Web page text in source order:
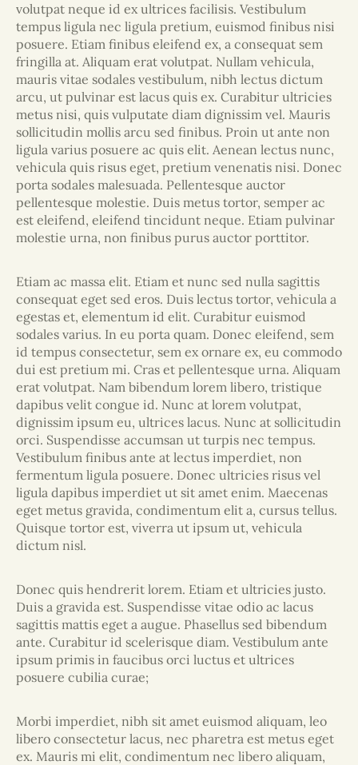
volutpat neque id ex ultrices facilisis. Vestibulum
tempus ligula nec ligula pretium, euismod finibus nisi
posuere. Etiam finibus eleifend ex, a consequat sem
fringilla at. Aliquam erat volutpat. Nullam vehicula,
mauris vitae sodales vestibulum, nibh lectus dictum
arcu, ut pulvinar est lacus quis ex. Curabitur ultricies
metus nisi, quis vulputate diam dignissim vel. Mauris
sollicitudin mollis arcu sed finibus. Proin ut ante non
ligula varius posuere ac quis elit. Aenean lectus nunc,
vehicula quis risus eget, pretium venenatis nisi. Donec
porta sodales malesuada. Pellentesque auctor
pellentesque molestie. Duis metus tortor, semper ac
est eleifend, eleifend tincidunt neque. Etiam pulvinar
molestie urna, non finibus purus auctor porttitor.
Etiam ac massa elit. Etiam et nunc sed nulla sagittis
consequat eget sed eros. Duis lectus tortor, vehicula a
egestas et, elementum id elit. Curabitur euismod
sodales varius. In eu porta quam. Donec eleifend, sem
id tempus consectetur, sem ex ornare ex, eu commodo
dui est pretium mi. Cras et pellentesque urna. Aliquam
erat volutpat. Nam bibendum lorem libero, tristique
dapibus velit congue id. Nunc at lorem volutpat,
dignissim ipsum eu, ultrices lacus. Nunc at sollicitudin
orci. Suspendisse accumsan ut turpis nec tempus.
Vestibulum finibus ante at lectus imperdiet, non
fermentum ligula posuere. Donec ultricies risus vel
ligula dapibus imperdiet ut sit amet enim. Maecenas
eget metus gravida, condimentum elit a, cursus tellus.
Quisque tortor est, viverra ut ipsum ut, vehicula
dictum nisl.
Donec quis hendrerit lorem. Etiam et ultricies justo.
Duis a gravida est. Suspendisse vitae odio ac lacus
sagittis mattis eget a augue. Phasellus sed bibendum
ante. Curabitur id scelerisque diam. Vestibulum ante
ipsum primis in faucibus orci luctus et ultrices
posuere cubilia curae;
Morbi imperdiet, nibh sit amet euismod aliquam, leo
libero consectetur lacus, nec pharetra est metus eget
ex. Mauris mi elit, condimentum nec libero aliquam,